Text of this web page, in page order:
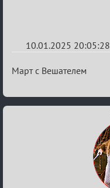
10.01.2025 20:05:28
Re:
месяцев
Март с Вешателем